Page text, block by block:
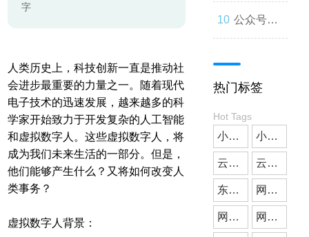
字
人类历史上，科技创新一直是推动社
会进步最重要的力量之一。随着现代
电子技术的迅速发展，越来越多的科
学家开始致力于开发复杂的人工智能
和虚拟数字人。这些虚拟数字人，将
成为我们未来生活的一部分。但是，
他们能够产生什么？又将如何改变人
类事务？
虚拟数字人背景：
择
入？
手？
巧
人：从奇
现实
公众号开
一款受欢
迎的社交
媒体应用
热门标签
Hot Tags
小微公司 小程序开发
云派网络 云派小程序开发
东莞小程序开发 网站建设
网站搭建 网站开发